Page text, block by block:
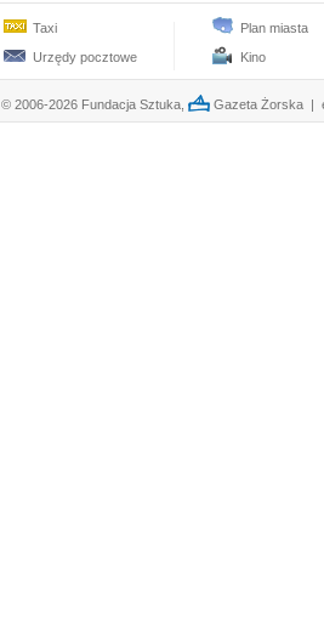
Taxi
Urzędy pocztowe
Plan miasta
Kino
© 2006-2026 Fundacja Sztuka, Gazeta Żorska |